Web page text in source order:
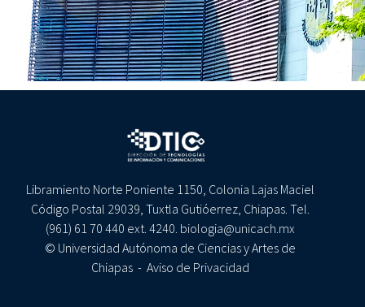
Libramiento Norte Poniente 1150, Colonia Lajas Maciel
Código Postal 29039, Tuxtla Gutióerrez, Chiapas. Tel.
(961) 61 70 440 ext. 4240. biologia@unicach.mx
© Universidad Autónoma de Ciencias y Artes de
Chiapas - Aviso de Privacidad